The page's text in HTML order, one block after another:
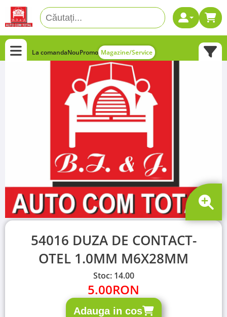
La comandaNouPromo Magazine/Service
54016 DUZA DE CONTACT-
OTEL 1.0MM M6X28MM
Stoc: 14.00
5.00RON
Adauga in cos